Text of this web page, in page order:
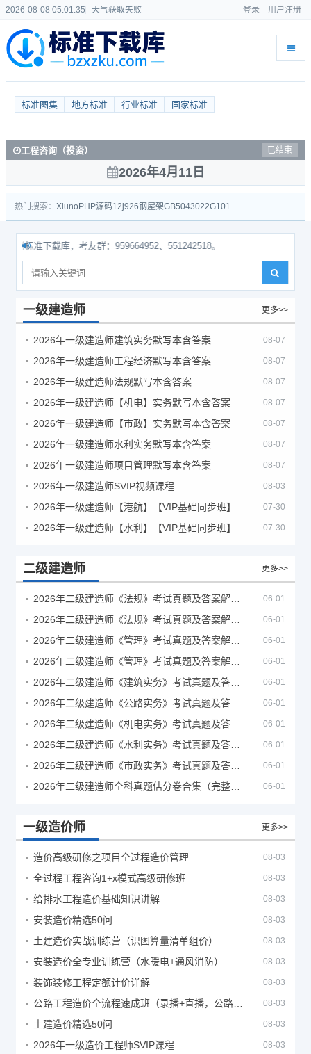
2026-08-08 05:01:35 天气获取失败 登录 用户注册
标准图集 地方标准 行业标准 国家标准
工程咨询（投资） 已结束
2026年4月11日
热门搜索： Xiuno PHP源码12j926钢屋架GB5043022G101
标准下载库，考友群：959664952、551242518。
一级建造师 更多>>
2026年一级建造师建筑实务默写本含答案 08-07
2026年一级建造师工程经济默写本含答案 08-07
2026年一级建造师法规默写本含答案 08-07
2026年一级建造师【机电】实务默写本含答案 08-07
2026年一级建造师【市政】实务默写本含答案 08-07
2026年一级建造师水利实务默写本含答案 08-07
2026年一级建造师项目管理默写本含答案 08-07
2026年一级建造师SVIP视频课程 08-03
2026年一级建造师【港航】【VIP基础同步班】 07-30
2026年一级建造师【水利】【VIP基础同步班】 07-30
二级建造师 更多>>
06-01
06-01
06-01
06-01
06-01
06-01
06-01
06-01
06-01
06-01
一级造价师 更多>>
造价高级研修之项目全过程造价管理 08-03
全过程工程咨询1+x模式高级研修班 08-03
给排水工程造价基础知识讲解 08-03
安装造价精选50问 08-03
土建造价实战训练营（识图算量清单组价） 08-03
安装造价全专业训练营（水暖电+通风消防） 08-03
装饰装修工程定额计价详解 08-03
08-03
土建造价精选50问 08-03
2026年一级造价工程师SVIP课程 08-03